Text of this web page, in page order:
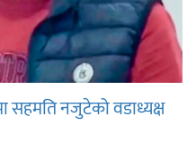
सहमति नजुटेको वडाध्यक्ष